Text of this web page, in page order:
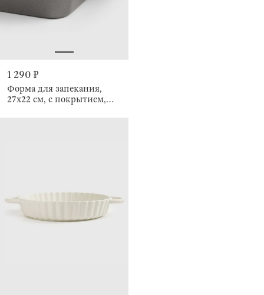
1 290 ₽
Форма для запекания,
27х22 см, с покрытием,